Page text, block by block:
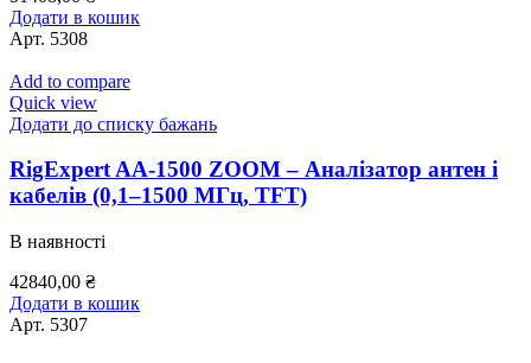
Додати в кошик
Арт. 5308
Add to compare
Quick view
Додати до списку бажань
RigExpert AA-1500 ZOOM – Аналізатор антен і
кабелів (0,1–1500 МГц, TFT)
В наявності
42840,00 ₴
Додати в кошик
Арт. 5307